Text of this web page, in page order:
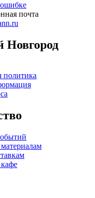
почта
Новгород
политика